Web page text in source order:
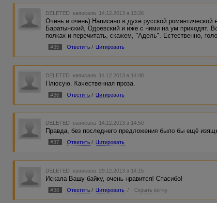
DELETED написала 14.12.2013 в 13:26
Очень и очень) Написано в духе русской романтической
Баратынский, Одоевский и иже с ними на ум приходят.
полках и перечитать, скажем, "Адель". Естественно,
#35 Ответить / Цитировать
DELETED написала 14.12.2013 в 14:48
Плюсую. Качественная проза.
#36 Ответить / Цитировать
DELETED написала 14.12.2013 в 14:50
Правда, без последнего предложения было бы ещё
#37 Ответить / Цитировать
DELETED написала 29.12.2013 в 14:15
Искала Вашу байку, очень нравится! Спасибо!
#38 Ответить / Цитировать / Скрыть ветку